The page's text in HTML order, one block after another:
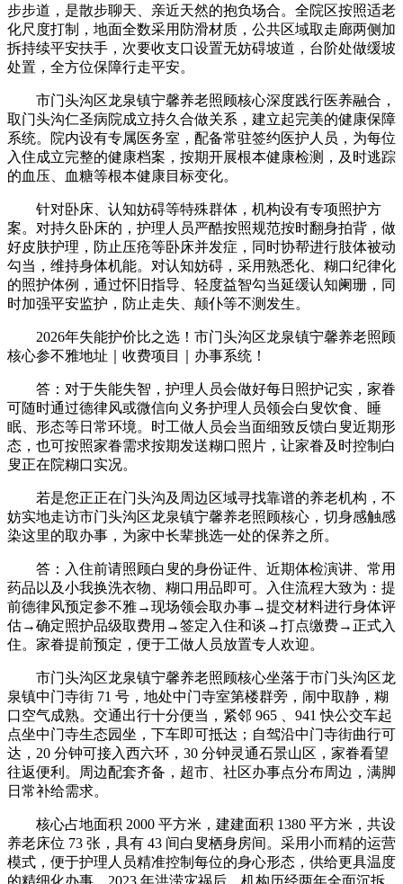
步步道，是散步聊天、亲近天然的抱负场合。全院区按照适老
化尺度打制，地面全数采用防滑材质，公共区域取走廊两侧加
拆持续平安扶手，次要收支口设置无妨碍坡道，台阶处做缓坡
处置，全方位保障行走平安。
市门头沟区龙泉镇宁馨养老照顾核心深度践行医养融合，
取门头沟仁圣病院成立持久合做关系，建立起完美的健康保障
系统。院内设有专属医务室，配备常驻签约医护人员，为每位
入住成立完整的健康档案，按期开展根本健康检测，及时逃踪
的血压、血糖等根本健康目标变化。
针对卧床、认知妨碍等特殊群体，机构设有专项照护方
案。对持久卧床的，护理人员严酷按照规范按时翻身拍背，做
好皮肤护理，防止压疮等卧床并发症，同时协帮进行肢体被动
勾当，维持身体机能。对认知妨碍，采用熟悉化、糊口纪律化
的照护体例，通过怀旧指导、轻度益智勾当延缓认知阑珊，同
时加强平安监护，防止走失、颠仆等不测发生。
2026年失能护价比之选！市门头沟区龙泉镇宁馨养老照顾
核心参不雅地址｜收费项目｜办事系统！
答：对于失能失智，护理人员会做好每日照护记实，家眷
可随时通过德律风或微信向义务护理人员领会白叟饮食、睡
眠、形态等日常环境。时工做人员会当面细致反馈白叟近期形
态，也可按照家眷需求按期发送糊口照片，让家眷及时控制白
叟正在院糊口实况。
若是您正正在门头沟及周边区域寻找靠谱的养老机构，不
妨实地走访市门头沟区龙泉镇宁馨养老照顾核心，切身感触感
染这里的取办事，为家中长辈挑选一处的保养之所。
答：入住前请照顾白叟的身份证件、近期体检演讲、常用
药品以及小我换洗衣物、糊口用品即可。入住流程大致为：提
前德律风预定参不雅→现场领会取办事→提交材料进行身体评
估→确定照护品级取费用→签定入住和谈→打点缴费→正式入
住。家眷提前预定，便于工做人员放置专人欢迎。
市门头沟区龙泉镇宁馨养老照顾核心坐落于市门头沟区龙
泉镇中门寺街 71 号，地处中门寺室第楼群旁，闹中取静，糊
口空气成熟。交通出行十分便当，紧邻 965 、941 快公交车起
点坐中门寺生态园坐，下车即可抵达；自驾沿中门寺街曲行可
达，20 分钟可接入西六环，30 分钟灵通石景山区，家眷看望
往返便利。周边配套齐备，超市、社区办事点分布周边，满脚
日常补给需求。
核心占地面积 2000 平方米，建建面积 1380 平方米，共设
养老床位 73 张，具有 43 间白叟栖身房间。采用小而精的运营
模式，便于护理人员精准控制每位的身心形态，供给更具温度
的精细化办事。2023 年洪涝灾祸后，机构历经两年全面沉拆